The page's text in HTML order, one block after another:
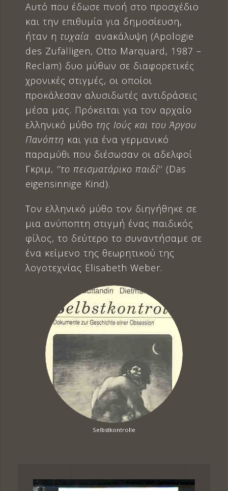
Αυτό που έδωσε πνοή στο προσχέδιο
και την επιθυμία για δημοσίευση,
ήταν η τυχαία ανακάλυψη (Apologie
des Zufälligen, Otto Marquard, 1987 –
Reclam) δυο μύθων σε διαφορετικές
χρονικές στιγμές, οι οποίοι
προκάλεσαν αλυσιδωτές αντιδράσεις
μέσα μας. Πρόκειται για τον αρχαίο
ελληνικό μύθο της Ιούς και του Άργου
Πανόπτη και για ένα γερμανικό
παραμύθι που διέσωσαν οι αδελφοί
Γκριμ, ’’το πεισματάρικο παιδί’’ (Das
eigensinnige Kind).
Τον ελληνικό μύθο τον διηγήθηκε σε
μια ανύποπτη στιγμή ένας παιδικός
φίλος, το δεύτερο το συναντήσαμε σε
ένα κείμενο της θεωρητικού της
λογοτεχνίας Elisabeth Weber.
Selbstkontrolle